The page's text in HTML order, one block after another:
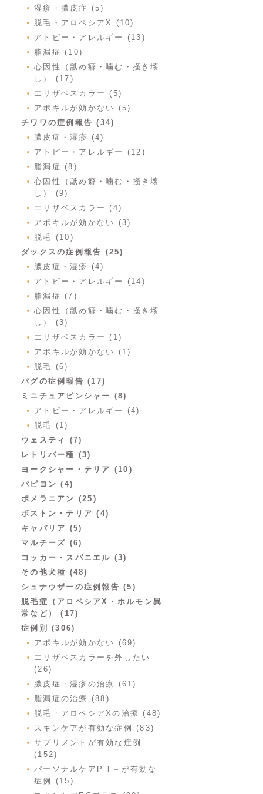
湿疹・膿皮症 (5)
脱毛・アロペシアX (10)
アトピー・アレルギー (13)
脂漏症 (10)
心因性（舐め癖・噛む・掻き壊
し） (17)
エリザベスカラー (5)
アポキルが効かない (5)
チワワの症例報告 (34)
膿皮症・湿疹 (4)
アトピー・アレルギー (12)
脂漏症 (8)
心因性（舐め癖・噛む・掻き壊
し） (9)
エリザベスカラー (4)
アポキルが効かない (3)
脱毛 (10)
ダックスの症例報告 (25)
膿皮症・湿疹 (4)
アトピー・アレルギー (14)
脂漏症 (7)
心因性（舐め癖・噛む・掻き壊
し） (3)
エリザベスカラー (1)
アポキルが効かない (1)
脱毛 (6)
パグの症例報告 (17)
ミニチュアピンシャー (8)
アトピー・アレルギー (4)
脱毛 (1)
ウェスティ (7)
レトリバー種 (3)
ヨークシャー・テリア (10)
パピヨン (4)
ポメラニアン (25)
ボストン・テリア (4)
キャバリア (5)
マルチーズ (6)
コッカー・スパニエル (3)
その他犬種 (48)
シュナウザーの症例報告 (5)
脱毛症（アロペシアX・ホルモン異
常など） (17)
症例別 (306)
アポキルが効かない (69)
エリザベスカラーを外したい
(26)
膿皮症・湿疹の治療 (61)
脂漏症の治療 (88)
脱毛・アロペシアXの治療 (48)
スキンケアが有効な症例 (83)
サプリメントが有効な症例
(152)
パーソナルケアPⅡ＋が有効な
症例 (15)